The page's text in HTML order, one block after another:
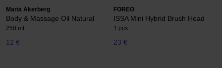
Maria Åkerberg
Body & Massage Oil Natural
250 ml
12 €
FOREO
ISSA Mini Hybrid Brush Head
1 pcs
23 €